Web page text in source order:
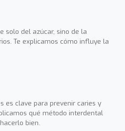
solo del azúcar, sino de la
Te explicamos cómo influye la
es clave para prevenir caries y
qué método interdental
bien.